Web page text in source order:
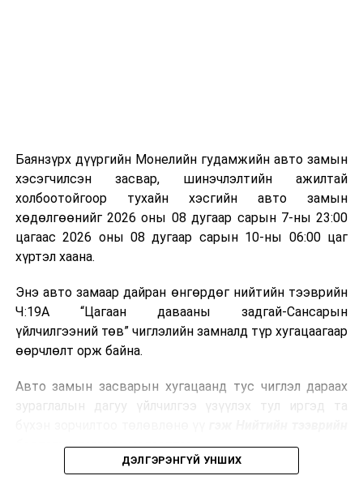
болон дулааны эрчим хүч үйлдвэрлэхэд ашиглаж
болдог. Зарим технологийн хувьд шаталтын дараа
үлдэх үнснээс фосфор зэрэг ашигт эрдсийг сэргээн
авах боломжтой аж.
Япон, Герман, Швейцар, Нидерланд, Өмнөд Солонгос
зэрэг улс лаг хатаах, шатаах технологийг ашиглаж
байна. Тухайлбал, Германд лаг шатаах үйлдвэрээс
гарсан үнснээс фосфор сэргээн авах технологи
ашигладаг бол Нидерландад төвлөрсөн лаг
боловсруулах үйлдвэрүүдээр дулаан, цахилгаан
Ийнхүү лаг хатаах, шатаах технологийг лагийн
улсад өргөн ашиглаж байна.
Баянзүрх дүүргийн Монелийн гудамжийн авто замын
хэсэгчилсэн засвар, шинэчлэлтийн ажилтай
холбоотойгоор тухайн хэсгийн авто замын
хөдөлгөөнийг 2026 оны 08 дугаар сарын 7-ны 23:00
цагаас 2026 оны 08 дугаар сарын 10-ны 06:00 цаг
хүртэл хаана.
Энэ авто замаар дайран өнгөрдөг нийтийн тээврийн
Ч:19А “Цагаан давааны задгай-Сансарын
үйлчилгээний төв” чиглэлийн замналд түр хугацаагаар
өөрчлөлт орж байна.
Авто замын засварын хугацаанд тус чиглэл дараах
зураглалын дагуу үйлчилгээ үзүүлэх тул иргэд та
бодлогын газраас мэдээллээ.
ДЭЛГЭРЭНГҮЙ УНШИХ